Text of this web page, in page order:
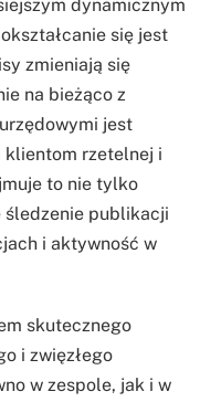
dynamicznym
się jest
zmieniają się
na bieżąco z
jest
rzetelnej i
to nie tylko
śledzenie publikacji
i aktywność w
skutecznego
i zwięzłego
w zespole, jak i w